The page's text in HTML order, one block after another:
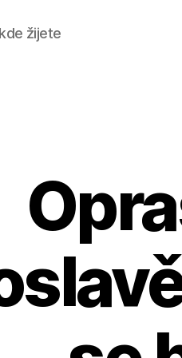
žijete